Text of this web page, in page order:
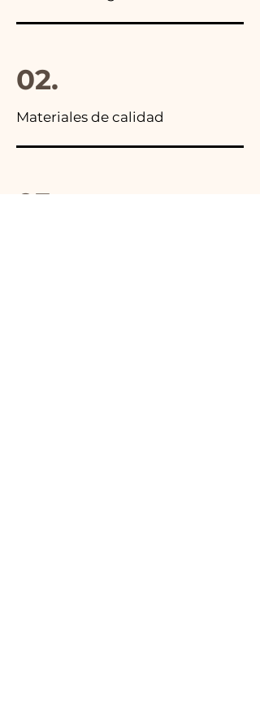
02.
Materiales de calidad
03.